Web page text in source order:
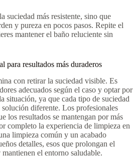
suciedad más resistente, sino que
y pureza en pocos pasos. Repite el
mantener el baño reluciente sin
para resultados más duraderos
con retirar la suciedad visible. Es
adecuados según el caso y optar por
situación, ya que cada tipo de suciedad
diferente. Los profesionales
los resultados se mantengan por más
completo la experiencia de limpieza en
limpieza común y un acabado
detalles, esos que prolongan el
el entorno saludable.